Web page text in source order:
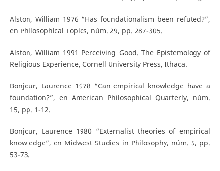
Alston, William 1976 “Has foundationalism been refuted?”,
en Philosophical Topics, núm. 29, pp. 287-305.
Alston, William 1991 Perceiving Good. The Epistemology of
Religious Experience, Cornell University Press, Ithaca.
Bonjour, Laurence 1978 “Can empirical knowledge have a
foundation?”, en American Philosophical Quarterly, núm.
15, pp. 1-12.
Bonjour, Laurence 1980 “Externalist theories of empirical
knowledge”, en Midwest Studies in Philosophy, núm. 5, pp.
53-73.